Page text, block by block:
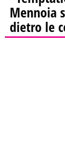
Mennoia
dietro le